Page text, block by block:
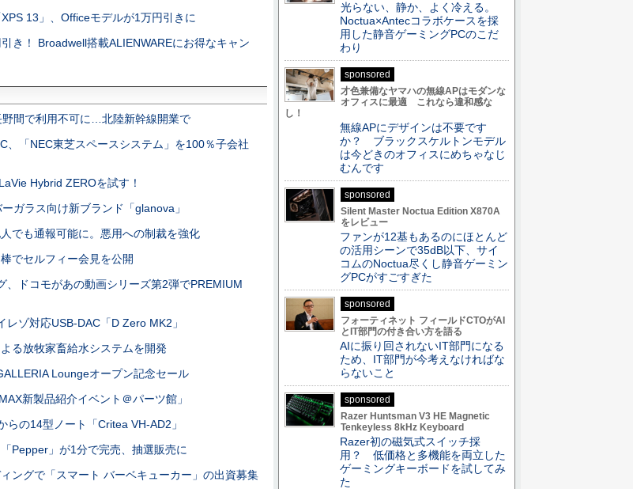
13」、Officeモデルが1万円引きに
き！ Broadwell搭載ALIENWAREにお得なキャン
間で利用不可に…北陸新幹線開業で
、「NEC東芝スペースシステム」を100％子会社
Hybrid ZEROを試す！
ガラス向け新ブランド「glanova」
でも通報可能に。悪用への制裁を強化
でセルフィー会見を公開
、ドコモがあの動画シリーズ第2弾でPREMIUM
ゾ対応USB-DAC「D Zero MK2」
る放牧家畜給水システムを開発
Loungeオープン記念セール
新製品紹介イベント＠パーツ館」
らの14型ノート「Critea VH-AD2」
Pepper」が1分で完売、抽選販売に
ングで「スマート バーベキューカー」の出資募集
光らない、静か、よく冷える。
Noctua×Antecコラボケースを採
用した静音ゲーミングPCのこだ
わり
sponsored
才色兼備なヤマハの無線APはモダンな
オフィスに最適 これなら違和感な
し！
無線APにデザインは不要です
か？ ブラックスケルトンモデル
は今どきのオフィスにめちゃなじ
むんです
sponsored
Silent Master Noctua Edition X870A
をレビュー
ファンが12基もあるのにほとんど
の活用シーンで35dB以下、サイ
コムのNoctua尽くし静音ゲーミン
グPCがすごすぎた
sponsored
フォーティネット フィールドCTOがAI
とIT部門の付き合い方を語る
AIに振り回されないIT部門になる
ため、IT部門が今考えなければな
らないこと
sponsored
Razer Huntsman V3 HE Magnetic
Tenkeyless 8kHz Keyboard
Razer初の磁気式スイッチ採
用？ 低価格と多機能を両立した
ゲーミングキーボードを試してみ
た